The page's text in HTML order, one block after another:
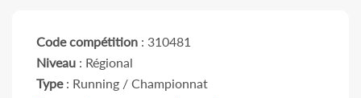
Code compétition : 310481
Niveau : Régional
Type: Running / Championnat